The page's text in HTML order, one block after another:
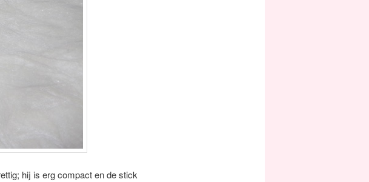
hij is erg compact en de stick